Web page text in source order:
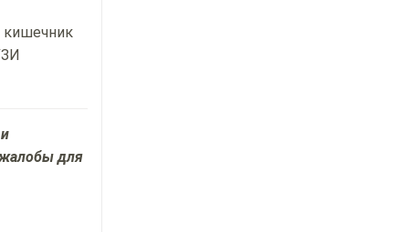
кишечник
жалобы для